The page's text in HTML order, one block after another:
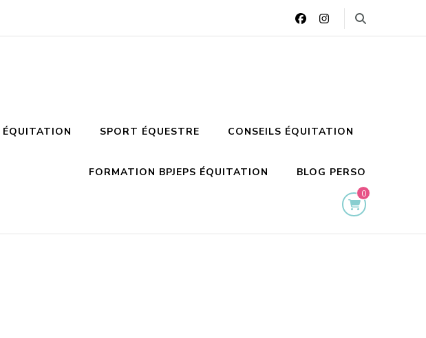
ÉQUITATION SPORT ÉQUESTRE CONSEILS ÉQUITATION
FORMATION BPJEPS ÉQUITATION BLOG PERSO
0